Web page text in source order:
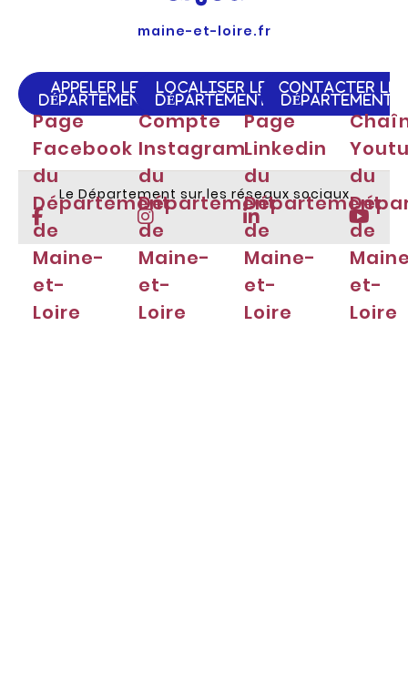
maine-et-loire.fr
APPELER LE
DÉPARTEMENT
LOCALISER LE
DÉPARTEMENT
CONTACTER LE
DÉPARTEMENT
Le Département sur les réseaux sociaux
Page
Facebook
du
Département
de
Maine-
et-
Loire
Compte
Instagram
du
Département
de
Maine-
et-
Loire
Page
Linkedin
du
Département
de
Maine-
et-
Loire
du
de
et-
Loire